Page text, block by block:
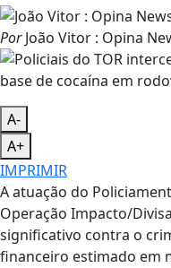
PorJoão Vitor : Opina
A-
A+
IMPRIMIR
A atuação do
Operação Impacto/
significativo contra o
financeiro estimado em